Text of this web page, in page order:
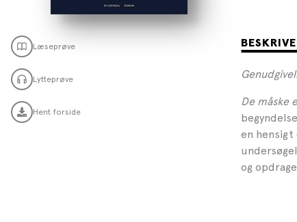
Læseprøve
Lytteprøve
Hent forside
De måske
en hensigt
og